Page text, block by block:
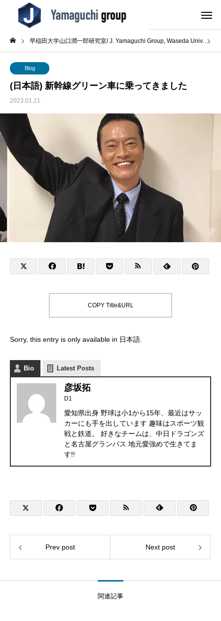
早稲田大学山口潤一郎研究室/ J. Yamaguchi Group, Waseda Univ.
Blog
(日本語) 新幹線グリーン車に乗ってきました
2023.01.21
COPY Title&URL
Sorry, this entry is only available in 日本語
Bio Latest Posts
彦坂拓
D1
愛知県出身 野球は小1から15年、最近はサッ
カーにも手を出しています 趣味はスポーツ観
戦と鉄道。 好きなチームは、中日ドラゴンズ
と名古屋グランパス 地元愛強めで生きてま
す!!
Prev post Next post
関連記事